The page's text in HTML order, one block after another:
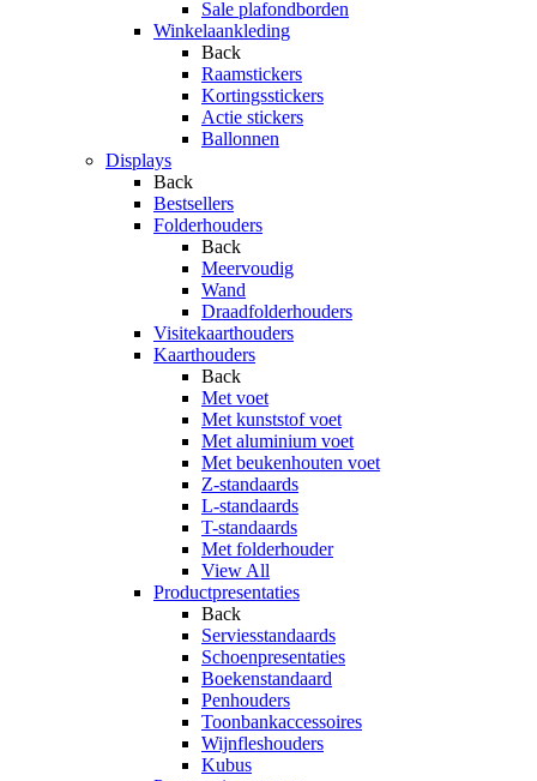
Sale plafondborden
Winkelaankleding
Back
Raamstickers
Kortingsstickers
Actie stickers
Ballonnen
Displays
Back
Bestsellers
Folderhouders
Back
Meervoudig
Wand
Draadfolderhouders
Visitekaarthouders
Kaarthouders
Back
Met voet
Met kunststof voet
Met aluminium voet
Met beukenhouten voet
Z-standaards
L-standaards
T-standaards
Met folderhouder
View All
Productpresentaties
Back
Serviesstandaards
Schoenpresentaties
Boekenstandaard
Penhouders
Toonbankaccessoires
Wijnfleshouders
Kubus